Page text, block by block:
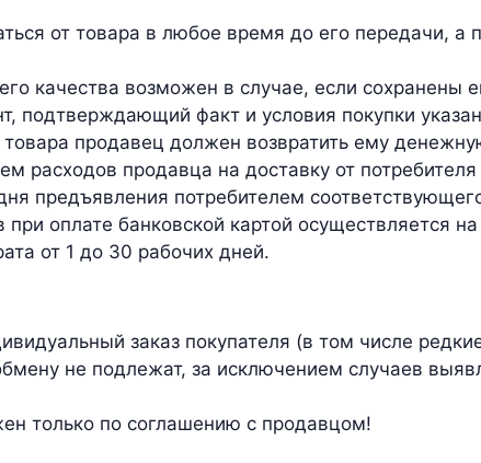
от товара в любое время до его передачи, а
качества возможен в случае, если сохранены
подтверждающий факт и условия покупки
товара продавец должен возвратить ему
расходов продавца на доставку от
предъявления потребителем
оплате банковской картой осуществляется
от 1 до 30 рабочих дней.
заказ покупателя (в том числе
не подлежат, за исключением случаев
только по соглашению с продавцом!